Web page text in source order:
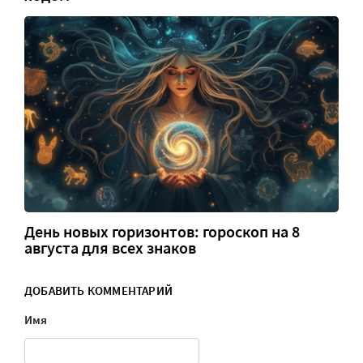
День новых горизонтов: гороскоп на 8
августа для всех знаков
ДОБАВИТЬ КОММЕНТАРИЙ
Имя